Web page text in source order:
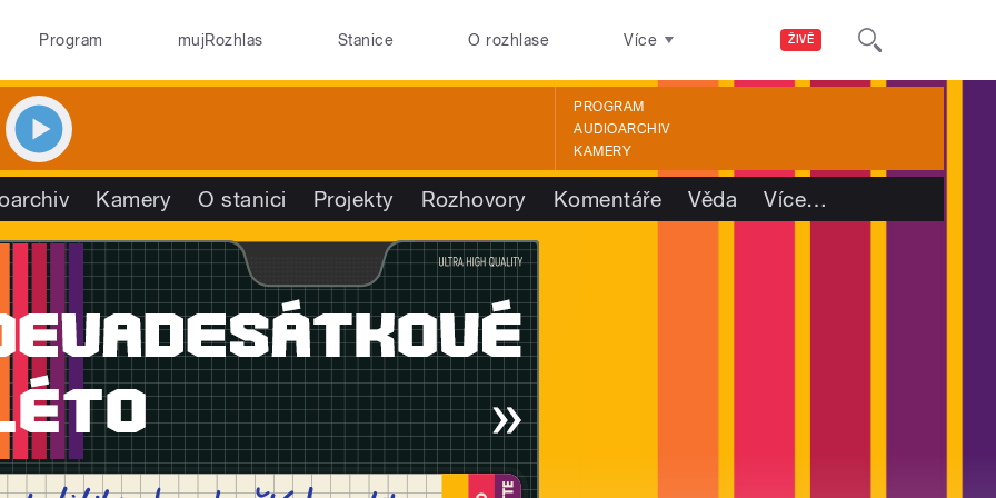
ŽIVĚ
Program mujRozhlas Stanice O rozhlase Více
PROGRAM
AUDIOARCHIV
KAMERY
Kamery O stanici Projekty Rozhovory Komentáře Věda Více…